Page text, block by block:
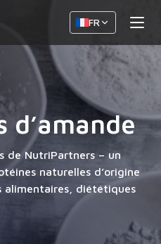
FR
d’amande
de NutriPartners – un
naturelles d’origine
alimentaires, diététiques